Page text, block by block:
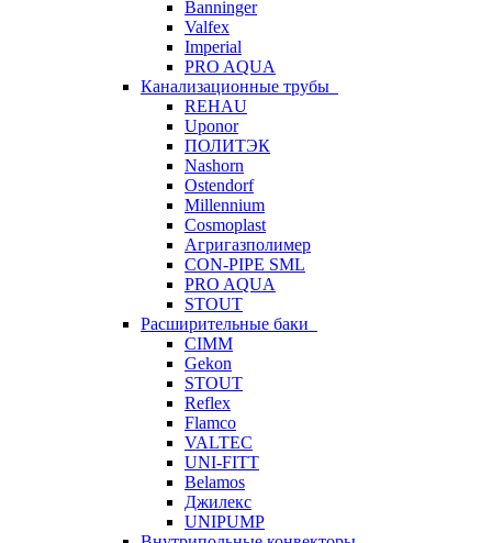
Banninger
Valfex
Imperial
PRO AQUA
Канализационные трубы
REHAU
Uponor
ПОЛИТЭК
Nashorn
Ostendorf
Millennium
Cosmoplast
Агригазполимер
CON-PIPE SML
PRO AQUA
STOUT
Расширительные баки
CIMM
Gekon
STOUT
Reflex
Flamco
VALTEC
UNI-FITT
Belamos
Джилекс
UNIPUMP